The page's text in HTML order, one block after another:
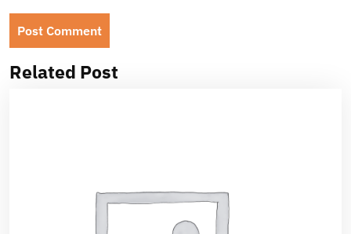
Related Post